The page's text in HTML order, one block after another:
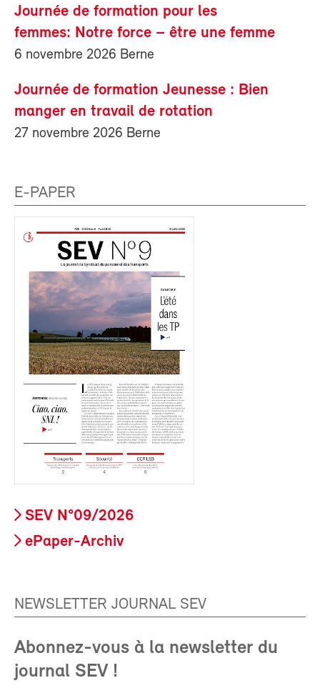
Journée de formation pour les
femmes: Notre force – être une femme
6 novembre 2026 Berne
Journée de formation Jeunesse : Bien
manger en travail de rotation
27 novembre 2026 Berne
E-PAPER
SEV N°09/2026
ePaper-Archiv
NEWSLETTER JOURNAL SEV
Abonnez-vous à la newsletter du
journal SEV !